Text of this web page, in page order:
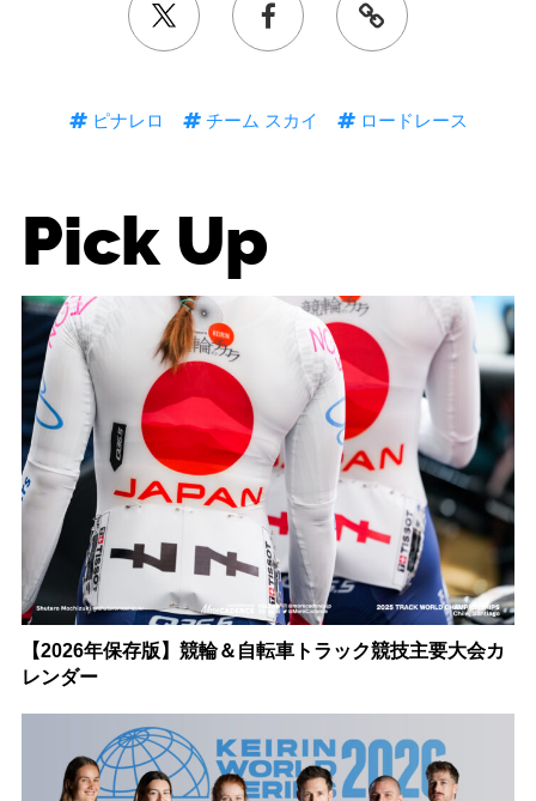
ピナレロ チーム スカイ ロードレース
Pick Up
【2026年保存版】競輪＆自転車トラック競技主要大会カ
レンダー